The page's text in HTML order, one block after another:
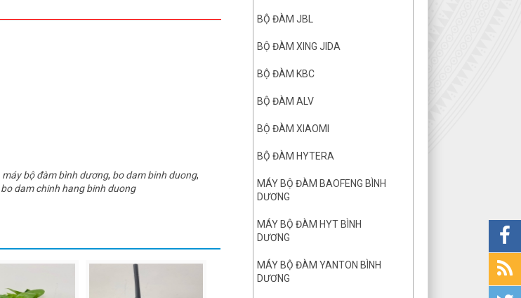
máy bộ đàm bình dương, bo dam binh duong,
bo dam chinh hang binh duong
BỘ ĐÀM JBL
BỘ ĐÀM XING JIDA
BỘ ĐÀM KBC
BỘ ĐÀM ALV
BỘ ĐÀM XIAOMI
BỘ ĐÀM HYTERA
MÁY BỘ ĐÀM BAOFENG BÌNH
DƯƠNG
MÁY BỘ ĐÀM HYT BÌNH
DƯƠNG
MÁY BỘ ĐÀM YANTON BÌNH
DƯƠNG